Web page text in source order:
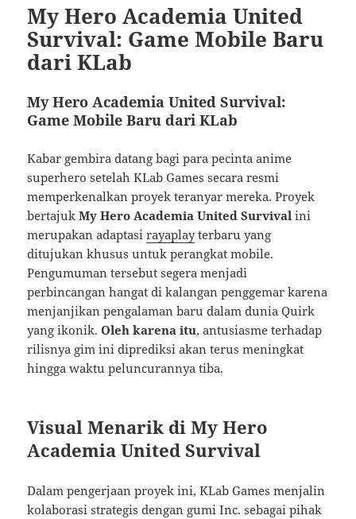
My Hero Academia United
Survival: Game Mobile Baru
dari KLab
My Hero Academia United Survival:
Game Mobile Baru dari KLab
Kabar gembira datang bagi para pecinta anime
superhero setelah KLab Games secara resmi
memperkenalkan proyek teranyar mereka. Proyek
bertajukMy Hero Academia United Survival ini
merupakan adaptasirayaplayterbaru yang
ditujukan khusus untuk perangkat mobile.
Pengumuman tersebut segera menjadi
perbincangan hangat di kalangan penggemar karena
menjanjikan pengalaman baru dalam dunia Quirk
yang ikonik.Oleh karena itu, antusiasme terhadap
rilisnya gim ini diprediksi akan terus meningkat
hingga waktu peluncurannya tiba.
Visual Menarik di My Hero
Academia United Survival
Dalam pengerjaan proyek ini, KLab Games menjalin
kolaborasi strategis dengan gumi Inc. sebagai pihak